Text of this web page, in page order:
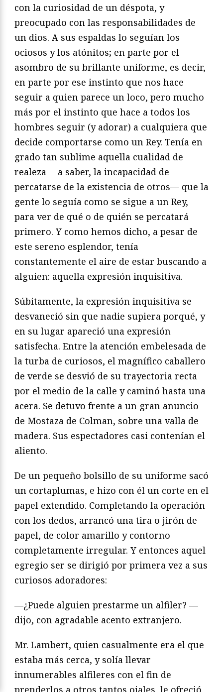
con la curiosidad de un déspota, y
preocupado con las responsabilidades de
un dios. A sus espaldas lo seguían los
ociosos y los atónitos; en parte por el
asombro de su brillante uniforme, es decir,
en parte por ese instinto que nos hace
seguir a quien parece un loco, pero mucho
más por el instinto que hace a todos los
hombres seguir (y adorar) a cualquiera que
decide comportarse como un Rey. Tenía en
grado tan sublime aquella cualidad de
realeza —a saber, la incapacidad de
percatarse de la existencia de otros— que la
gente lo seguía como se sigue a un Rey,
para ver de qué o de quién se percatará
primero. Y como hemos dicho, a pesar de
este sereno esplendor, tenía
constantemente el aire de estar buscando a
alguien: aquella expresión inquisitiva.
Súbitamente, la expresión inquisitiva se
desvaneció sin que nadie supiera porqué, y
en su lugar apareció una expresión
satisfecha. Entre la atención embelesada de
la turba de curiosos, el magnífico caballero
de verde se desvió de su trayectoria recta
por el medio de la calle y caminó hasta una
acera. Se detuvo frente a un gran anuncio
de Mostaza de Colman, sobre una valla de
madera. Sus espectadores casi contenían el
aliento.
De un pequeño bolsillo de su uniforme sacó
un cortaplumas, e hizo con él un corte en el
papel extendido. Completando la operación
con los dedos, arrancó una tira o jirón de
papel, de color amarillo y contorno
completamente irregular. Y entonces aquel
egregio ser se dirigió por primera vez a sus
curiosos adoradores:
—¿Puede alguien prestarme un alfiler? —
dijo, con agradable acento extranjero.
Mr. Lambert, quien casualmente era el que
estaba más cerca, y solía llevar
innumerables alfileres con el fin de
prenderlos a otros tantos ojales, le ofreció